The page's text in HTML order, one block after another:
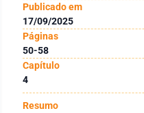
Publicado em
17/09/2025
Páginas
50-58
Capítulo
4
Resumo